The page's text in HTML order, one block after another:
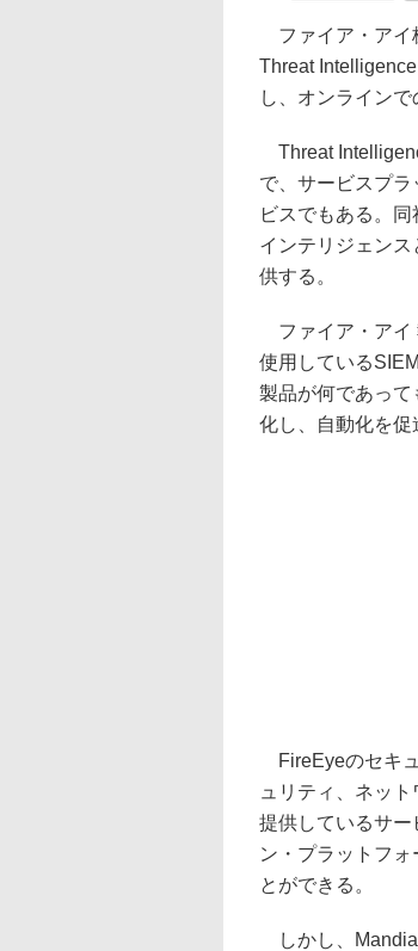
ファイア・アイ
Threat
し、オンラインで
Threat
で、サービスプ
ビスでもある。
インテリジェン
供する。
ファイア・アイ
使用している
製品が何であっ
化し、自動化を促
FireEyeのセキ
ュリティ、ネッ
提供しているサー
ン・プラットフ
とができる。
しかし、